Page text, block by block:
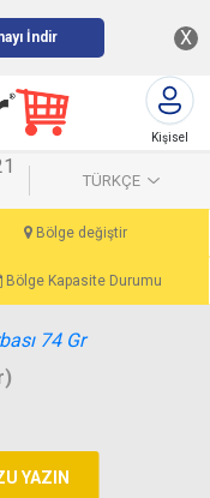
İndir X
Kişisel
TÜRKÇE
Bölge değiştir
Bölge Kapasite Durumu
74 Gr
YAZIN